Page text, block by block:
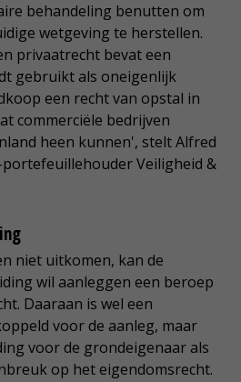
behandeling benutten om
wetgeving te herstellen.
privaatrecht bevat een
gebruikt als oneigenlijk
een recht van opstal in
commerciële bedrijven
heen kunnen', stelt Alfred
portefeuillehouder Veiligheid &
niet uitkomen, kan de
wil aanleggen een beroep
Daaraan is wel een
voor de aanleg, maar
voor de grondeigenaar als
op het eigendomsrecht.